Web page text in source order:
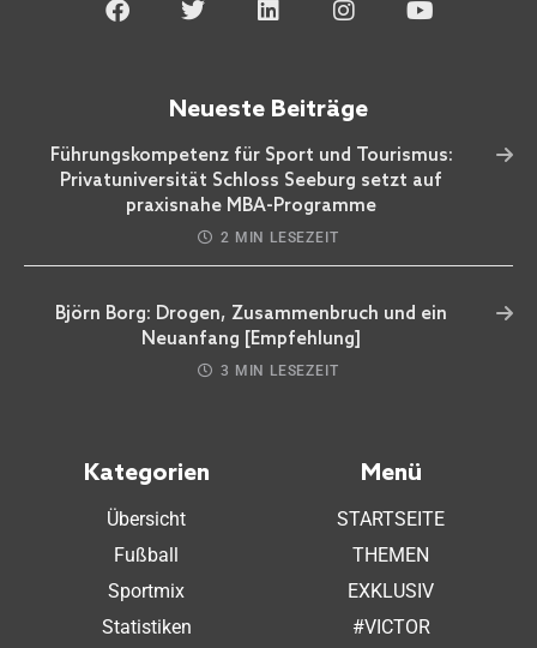
Neueste Beiträge
Führungskompetenz für Sport und Tourismus:
Privatuniversität Schloss Seeburg setzt auf
praxisnahe MBA-Programme
2 MIN LESEZEIT
Björn Borg: Drogen, Zusammenbruch und ein
Neuanfang [Empfehlung]
3 MIN LESEZEIT
Kategorien
Übersicht
Fußball
Sportmix
Statistiken
Menü
STARTSEITE
THEMEN
EXKLUSIV
#VICTOR